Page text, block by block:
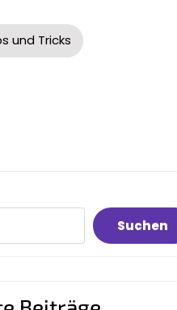
und Tricks
Suchen